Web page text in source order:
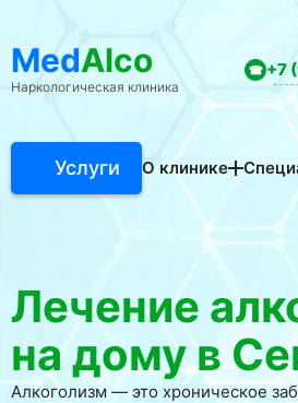
MedAlco
Наркологическая клиника
+7
Услуги О клинике
Акции клиники
Вакансии
Фотогалерея
Лечение
на дому в
Алкоголизм — это хроническое